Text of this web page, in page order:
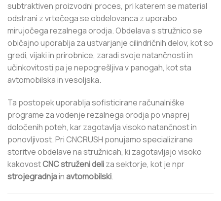
subtraktiven proizvodni proces, pri katerem se material
odstrani z vrtečega se obdelovanca z uporabo
mirujočega rezalnega orodja. Obdelava s stružnico se
običajno uporablja za ustvarjanje cilindričnih delov, kot so
gredi, vijaki in prirobnice, zaradi svoje natančnosti in
učinkovitosti pa je nepogrešljiva v panogah, kot sta
avtomobilska in vesoljska.
Ta postopek uporablja sofisticirane računalniške
programe za vodenje rezalnega orodja po vnaprej
določenih poteh, kar zagotavlja visoko natančnost in
ponovljivost. Pri CNCRUSH ponujamo specializirane
storitve obdelave na stružnicah, ki zagotavljajo visoko
kakovostCNC struženi deliza sektorje, kot je npr
strojegradnjain avtomobilski.